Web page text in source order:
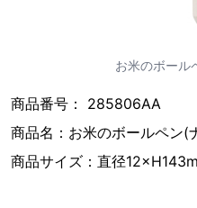
お米のボール
商品番号： 285806AA
商品名：お米のボールペン(
商品サイズ：直径